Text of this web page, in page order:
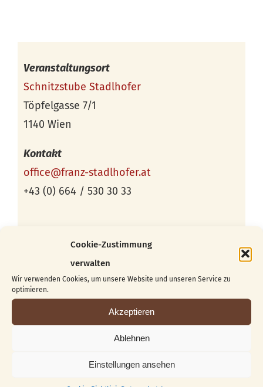
Cookie-Zustimmung
verwalten
Wir verwenden Cookies, um unsere Website und unseren Service zu
optimieren.
Akzeptieren
Ablehnen
Einstellungen ansehen
Veranstaltungsort
Schnitzstube Stadlhofer
Töpfelgasse 7/1
1140 Wien
Kontakt
office@franz-stadlhofer.at
+43 (0) 664 / 530 30 33